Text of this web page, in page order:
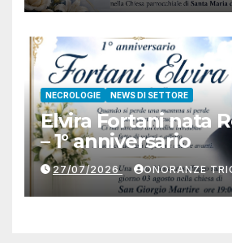
NECROLOGIE NEWS DI SETTORE
Elvira Fortani nata
– 1° anniversario
27/07/2026 ONORANZE